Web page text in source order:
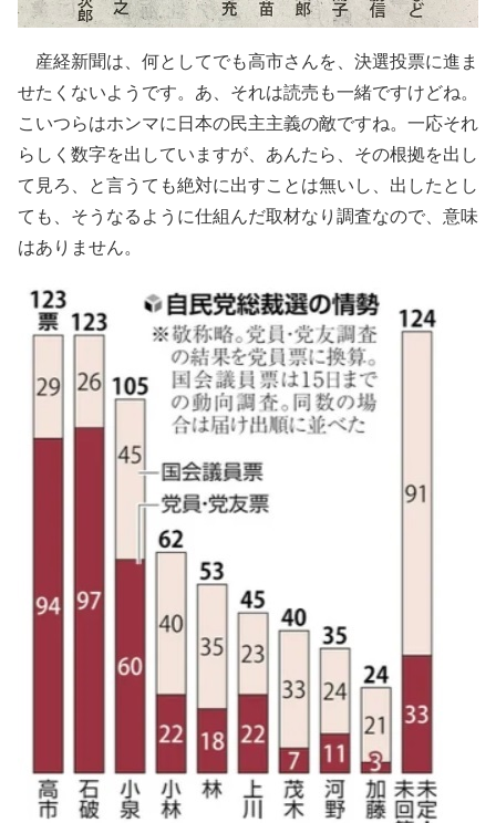
産経新聞は、何としてでも高市さんを、決選投票に進ま
せたくないようです。あ、それは読売も一緒ですけどね。
こいつらはホンマに日本の民主主義の敵ですね。一応それ
らしく数字を出していますが、あんたら、その根拠を出し
て見ろ、と言うても絶対に出すことは無いし、出したとし
ても、そうなるように仕組んだ取材なり調査なので、意味
はありません。